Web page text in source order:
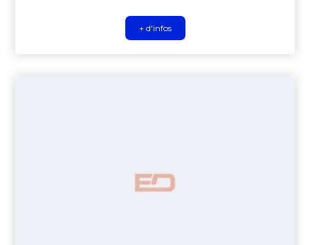
+ d'infos